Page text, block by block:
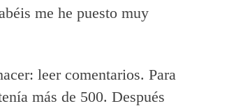
me he puesto muy
leer comentarios. Para
más de 500. Después